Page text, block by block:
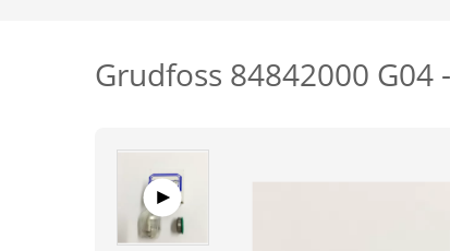
Grudfoss 84842000